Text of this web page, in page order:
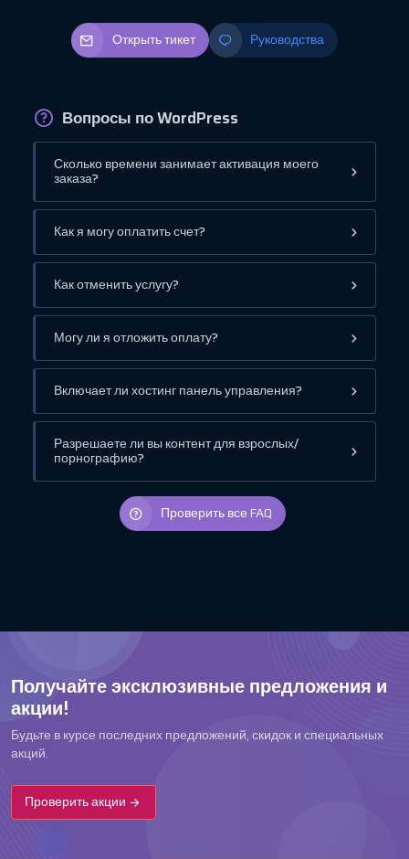
Открыть тикет Руководства
Вопросы по WordPress
Сколько времени занимает активация моего
заказа?
Как я могу оплатить счет?
Как отменить услугу?
Могу ли я отложить оплату?
Включает ли хостинг панель управления?
Разрешаете ли вы контент для взрослых/
порнографию?
Проверить все FAQ
Получайте эксклюзивные предложения и
акции!
Будьте в курсе последних предложений, скидок и специальных
акций.
Проверить акции